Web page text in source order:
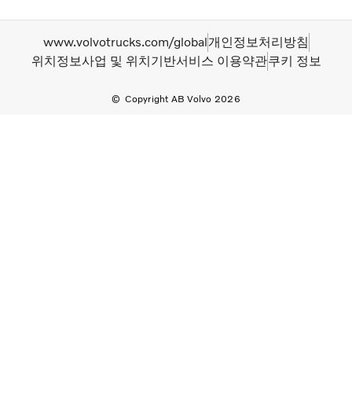
Copyright AB Volvo 2026
www.volvotrucks.com/global개인정보처리방침
위치정보사업 및 위치기반서비스 이용약관쿠키 정보